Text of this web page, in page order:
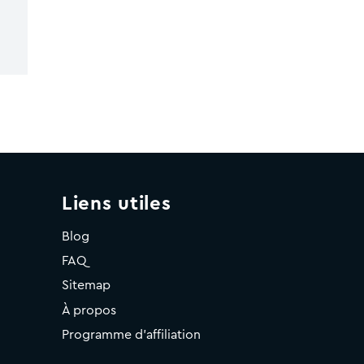
Liens utiles
Blog
FAQ
Sitemap
À propos
Programme d'affiliation